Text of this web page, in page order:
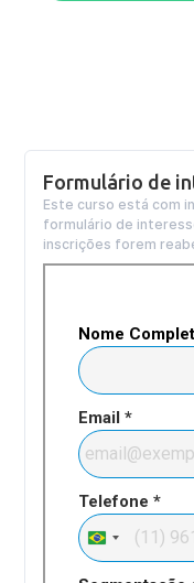
Formulário de
Este curso está com
formulário de
inscrições forem